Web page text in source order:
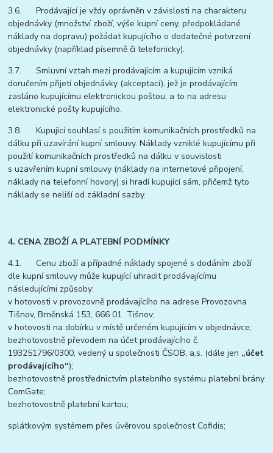
3.6. Prodávající je vždy oprávněn v závislosti na charakteru
objednávky (množství zboží, výše kupní ceny, předpokládané
náklady na dopravu) požádat kupujícího o dodatečné potvrzení
objednávky (například písemně či telefonicky).
3.7. Smluvní vztah mezi prodávajícím a kupujícím vzniká
doručením přijetí objednávky (akceptací), jež je prodávajícím
zasláno kupujícímu elektronickou poštou, a to na adresu
elektronické pošty kupujícího.
3.8. Kupující souhlasí s použitím komunikačních prostředků na
dálku při uzavírání kupní smlouvy. Náklady vzniklé kupujícímu při
použití komunikačních prostředků na dálku v souvislosti
s uzavřením kupní smlouvy (náklady na internetové připojení,
náklady na telefonní hovory) si hradí kupující sám, přičemž tyto
náklady se neliší od základní sazby.
4. CENA ZBOŽÍ A PLATEBNÍ PODMÍNKY
4.1. Cenu zboží a případné náklady spojené s dodáním zboží
dle kupní smlouvy může kupující uhradit prodávajícímu
následujícími způsoby:
v hotovosti v provozovně prodávajícího na adrese Provozovna
Tišnov, Brněnská 153, 666 01 Tišnov;
v hotovosti na dobírku v místě určeném kupujícím v objednávce;
bezhotovostně převodem na účet prodávajícího č.
193251796/0300, vedený u společnosti ČSOB, a.s. (dále jen „účet
prodávajícího“);
bezhotovostně prostřednictvím platebního systému platební brány
ComGate;
bezhotovostně platební kartou;
splátkovým systémem přes úvěrovou společnost Cofidis;